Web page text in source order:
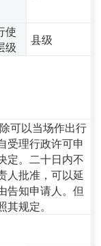
使
级
县级
可以当场作出行
受理行政许可申
定。二十日内不
人批准，可以延
告知申请人。但
规定。